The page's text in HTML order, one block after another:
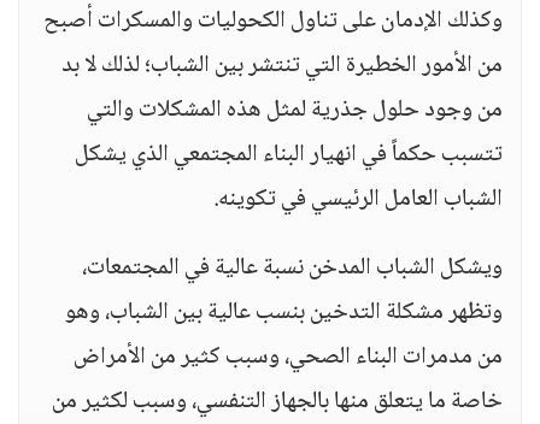
وكذلك الإدمان على تناول الكحوليات والمسكرات أصبح
من الأمور الخطيرة التي تنتشر بين الشباب؛ لذلك لا بد
من وجود حلول جذرية لمثل هذه المشكلات والتي
تتسبب حكماً في انهيار البناء المجتمعي الذي يشكل
الشباب العامل الرئيسي في تكوينه.
ويشكل الشباب المدخن نسبة عالية في المجتمعات،
وتظهر مشكلة التدخين بنسب عالية بين الشباب، وهو
من مدمرات البناء الصحي، وسبب كثير من الأمراض
خاصة ما يتعلق منها بالجهاز التنفسي، وسبب لكثير من